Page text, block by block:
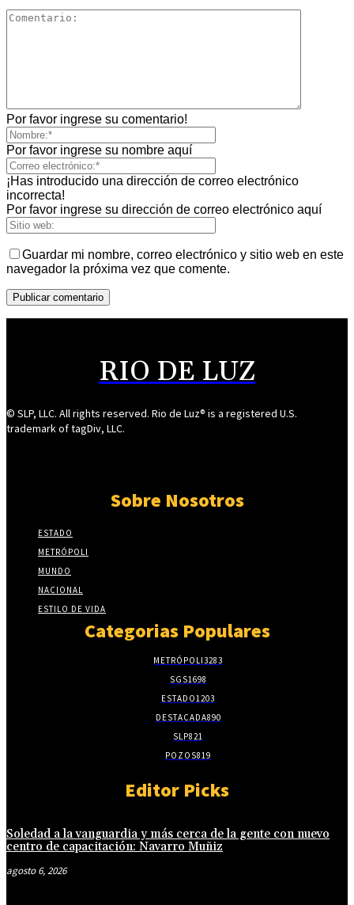
Por favor ingrese su comentario!
Por favor ingrese su nombre aquí
¡Has introducido una dirección de correo electrónico
incorrecta!
Por favor ingrese su dirección de correo electrónico aquí
Guardar mi nombre, correo electrónico y sitio web en este
navegador la próxima vez que comente.
RIO DE LUZ
© SLP, LLC. All rights reserved. Rio de Luz® is a registered U.S.
trademark of tagDiv, LLC.
Sobre Nosotros
ESTADO
METRÓPOLI
MUNDO
NACIONAL
ESTILO DE VIDA
Categorias Populares
METRÓPOLI3283
SGS1698
ESTADO1203
DESTACADA890
SLP821
POZOS819
Editor Picks
Soledad a la vanguardia y más cerca de la gente con nuevo
centro de capacitación: Navarro Muñiz
agosto 6, 2026